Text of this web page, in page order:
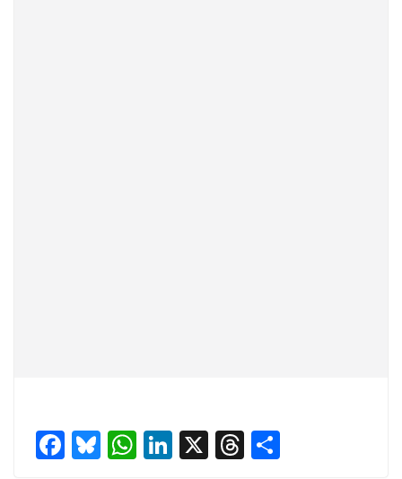
F Bl W Li X T